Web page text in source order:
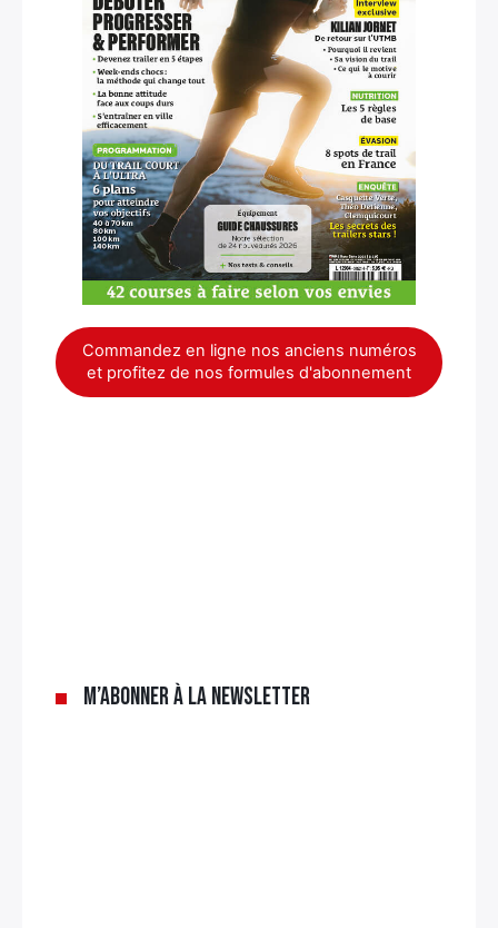
Commandez en ligne nos anciens numéros
et profitez de nos formules d'abonnement
M’abonner à la newsletter